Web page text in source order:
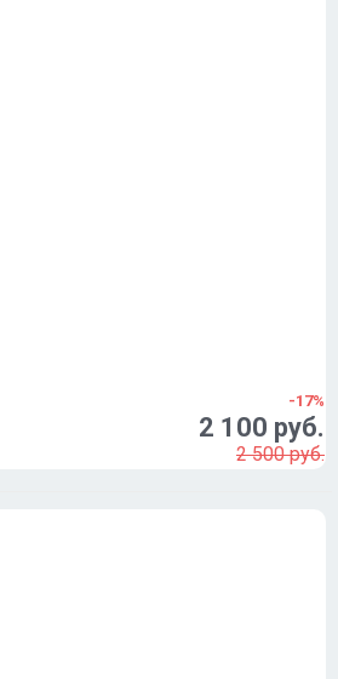
-17%
2 100 руб.
2 500 руб.